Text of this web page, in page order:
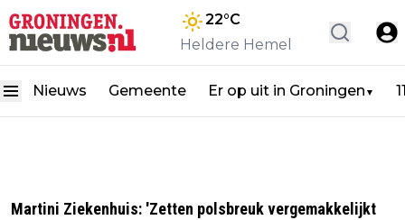
22°C
Heldere Hemel
Nieuws Gemeente Er op uit in Groningen ▼
Martini Ziekenhuis: 'Zetten polsbreuk vergemakkelijkt